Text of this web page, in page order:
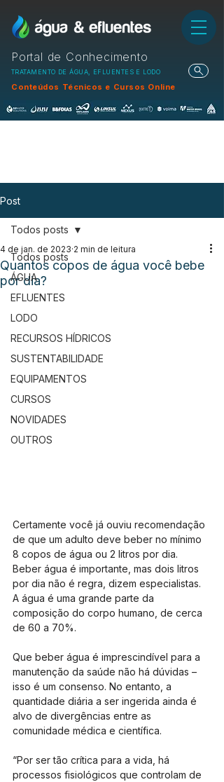
Portal de Conhecimento
TRATAMENTO DE ÁGUA, EFLUENTES E LODO
Conteúdos Técnicos e Cursos Online
Post
Todos posts
ÁGUA
EFLUENTES
LODO
RECURSOS HÍDRICOS
SUSTENTABILIDADE
EQUIPAMENTOS
CURSOS
NOVIDADES
OUTROS
Todos posts
Quantos copos de água você bebe
por dia?
4 de jan. de 2023 2 min de leitura
Certamente você já ouviu recomendação
de que um adulto deve beber no mínimo
8 copos de água ou 2 litros por dia.
Beber água é importante, mas dois litros
por dia não é regra, dizem especialistas.
A água é uma grande parte da
composição do corpo humano, de cerca
de 60 a 70%.
Que beber água é imprescindível para a
manutenção da saúde não há dúvidas –
isso é um consenso. No entanto, a
quantidade diária a ser ingerida ainda é
alvo de divergências entre as
comunidade médica e científica.
“Por ser tão crítica para a vida, há
processos fisiológicos que controlam de